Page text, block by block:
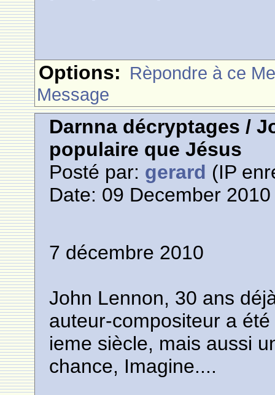
Options: Rèpondre à ce
Message
Darnna décryptages /
populaire que Jésus
Posté par: gerard (IP
Date: 09 December
7 décembre 2010
John Lennon, 30 ans
auteur-compositeur a
ieme siècle, mais aussi
chance, Imagine....